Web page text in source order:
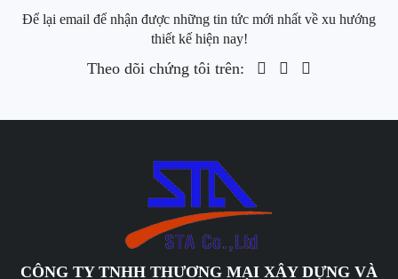
Để lại email để nhận được những tin tức mới nhất về xu hướng
thiết kế hiện nay!
Theo dõi chứng tôi trên:
CÔNG TY TNHH THƯƠNG MẠI XÂY DỰNG VÀ